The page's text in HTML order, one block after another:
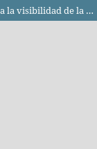
Contribución de investigaciones premiadas a la visibilidad de la ciencia en un campus universitario